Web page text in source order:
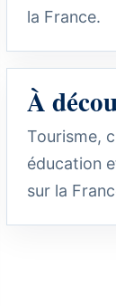
la France.
À
Tourisme,
éducation
sur la